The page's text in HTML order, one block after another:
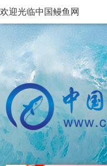
欢迎光临中国鳗鱼网